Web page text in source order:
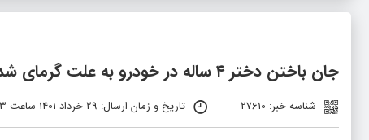
جان باختن دختر ۴ ساله در خودرو به علت گرمای شدید رامهرمز | سایدا را در خودرو جا گذاشته بودند …
شناسه خبر: 27610 تاریخ و زمان ارسال: 29 خرداد 1401 ساعت 21:03